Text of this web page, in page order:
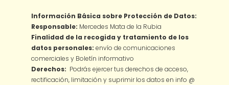
Información Básica sobre Protección de Datos:
Responsable: Mercedes Mata de la Rubia
Finalidad de la recogida y tratamiento de los
datos personales: envío de comunicaciones
comerciales y Boletín informativo
Derechos: Podrás ejercer tus derechos de acceso,
rectificación, limitación y suprimir los datos en info @